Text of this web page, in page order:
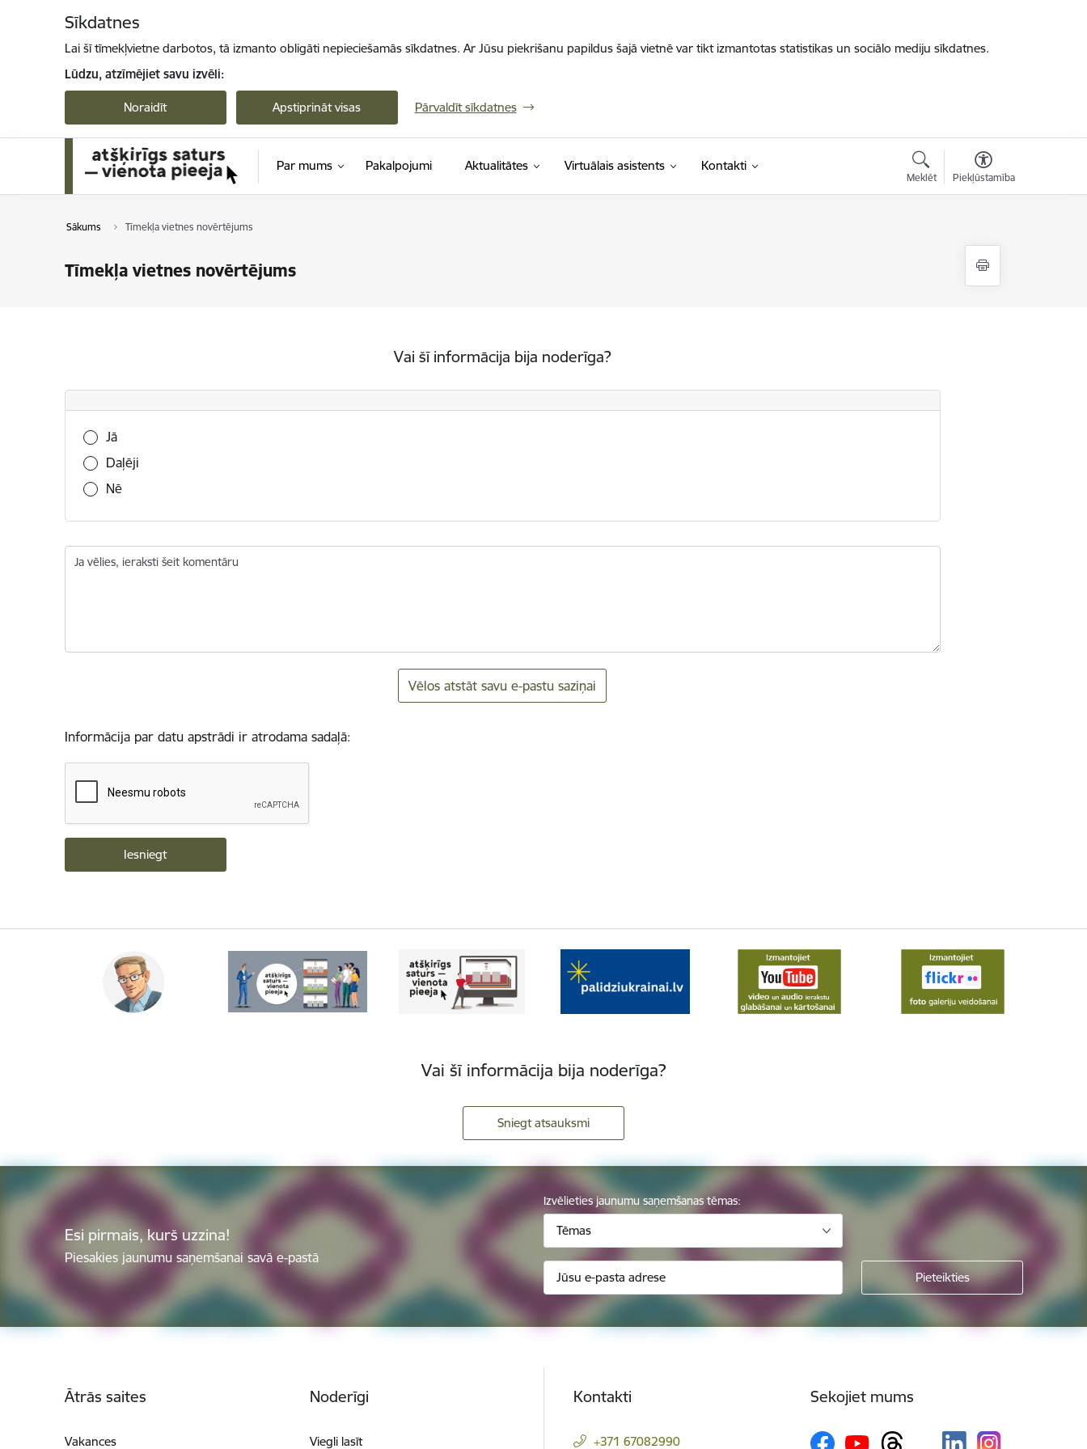
Sīkdatnes
Lai šī tīmekļvietne darbotos, tā izmanto obligāti nepieciešamās sīkdatnes. Ar Jūsu piekrišanu papildus šajā vietnē var tikt izmantotas statistikas un sociālo mediju sīkdatnes.
Lūdzu, atzīmējiet savu izvēli:
Noraidīt Apstiprināt visas Pārvaldīt sīkdatnes
Par mums Pakalpojumi Aktualitātes Virtuālais asistents Kontakti
Meklēt Piekļūstamība
Sākums Tīmekļa vietnes novērtējums
Tīmekļa vietnes novērtējums
Vai šī informācija bija noderīga?
Vai šī informācija bija noderīga?
Jā
Daļēji
Nē
Ja vēlies, ieraksti šeit komentāru
Vēlos atstāt savu e-pastu saziņai
Informācija par datu apstrādi ir atrodama sadaļā:
Vai šī informācija bija noderīga?
Sniegt atsauksmi
Esi pirmais, kurš uzzina!
Piesakies jaunumu saņemšanai savā e-pastā
Izvēlieties jaunumu saņemšanas tēmas:
Tēmas
Ātrās saites
Vakances
Noderīgi
Viegli lasīt
Kontakti
+371 67082990
Sekojiet mums